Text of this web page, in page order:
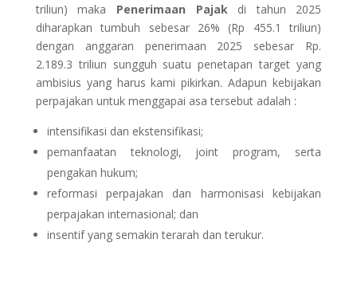
triliun) maka Penerimaan Pajakdi tahun 2025
diharapkan tumbuh sebesar 26% (Rp 455.1 triliun)
dengan anggaran penerimaan 2025 sebesar Rp.
2.189.3 triliun sungguh suatu penetapan target yang
ambisius yang harus kami pikirkan. Adapun kebijakan
perpajakan untuk menggapai asa tersebut adalah :
intensifikasi dan ekstensifikasi;
pemanfaatan teknologi, joint program, serta
pengakan hukum;
reformasi perpajakan dan harmonisasi kebijakan
perpajakan internasional; dan
insentif yang semakin terarah dan terukur.